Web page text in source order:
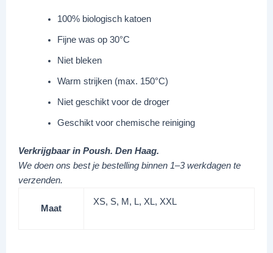
100% biologisch katoen
Fijne was op 30°C
Niet bleken
Warm strijken (max. 150°C)
Niet geschikt voor de droger
Geschikt voor chemische reiniging
Verkrijgbaar in Poush. Den Haag.
We doen ons best je bestelling binnen 1–3 werkdagen te
verzenden.
Maat
XS, S, M, L, XL, XXL